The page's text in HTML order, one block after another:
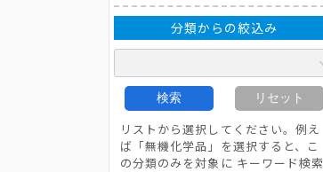
分類からの絞込み
検索 リセット
リストから選択してください。例え
ば「無機化学品」を選択すると、こ
の分類のみを対象に キーワード検索